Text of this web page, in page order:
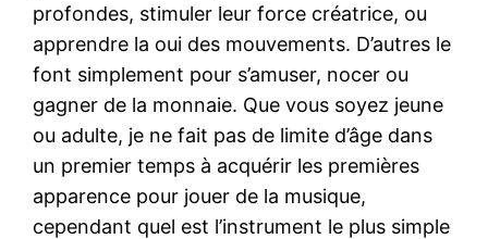
profondes, stimuler leur force créatrice, ou
apprendre la oui des mouvements. D’autres le
font simplement pour s’amuser, nocer ou
gagner de la monnaie. Que vous soyez jeune
ou adulte, je ne fait pas de limite d’âge dans
un premier temps à acquérir les premières
apparence pour jouer de la musique,
cependant quel est l’instrument le plus simple